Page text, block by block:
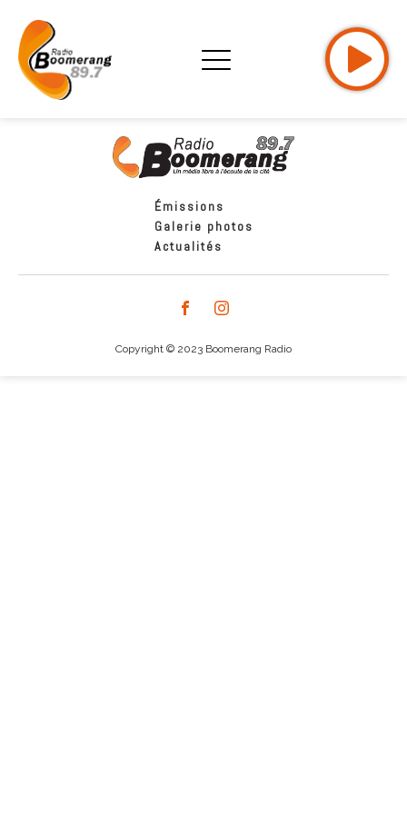
Émissions
Galerie photos
Actualités
Copyright © 2023 Boomerang Radio